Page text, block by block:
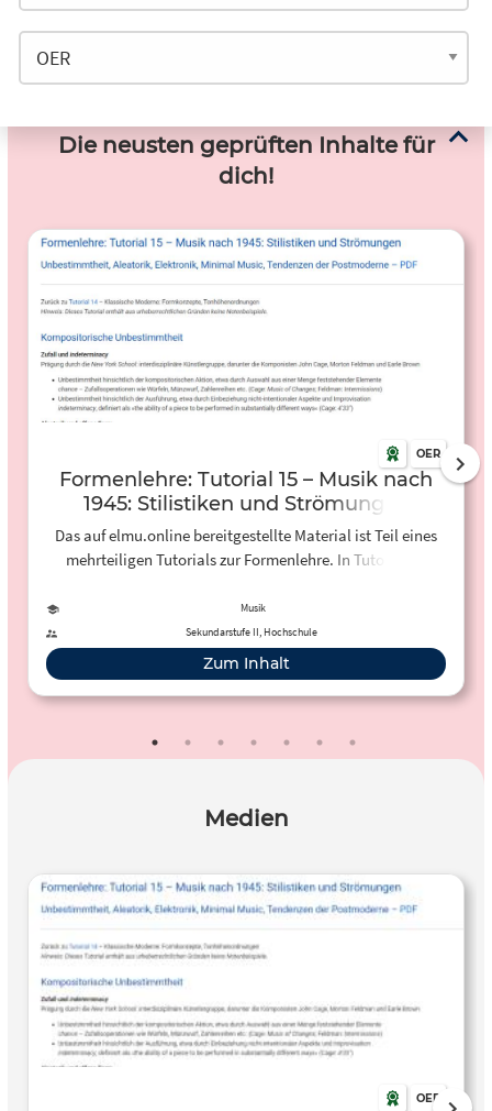
Die neusten geprüften Inhalte für
dich!
OER
Formenlehre: Tutorial 15 – Musik nach
1945: Stilistiken und Strömungen
Das auf elmu.online bereitgestellte Material ist Teil eines
mehrteiligen Tutorials zur Formenlehre. In Tutorial 15
1945 vorgestellt. Hörbeispiele ausgewählter
Kompositionen veranschaulichen die zuvor erläuterten
Kompositionsmerkmale. Das Tutorial ist sowohl für den
Einsatz im Musikunterricht der Sekundarstufe II als auch
für das Eigenstudium in Schule und Hochschule geeignet.
Musik
Sekundarstufe II, Hochschule
Zum Inhalt
Medien
OER